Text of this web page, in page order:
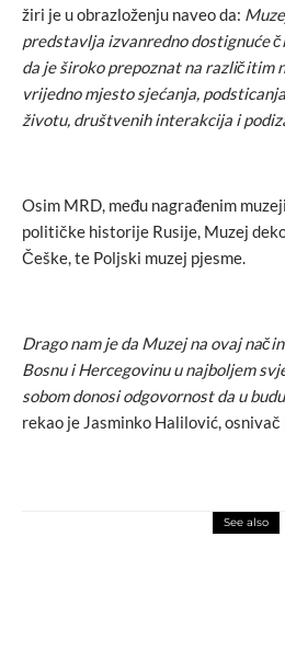
žiri je u obrazloženju naveo da:
predstavlja izvanredno dostignuće
da je široko prepoznat na različitim
vrijedno mjesto sjećanja,
životu, društvenih interakcija i
Osim MRD, među nagrađenim
političke historije Rusije, Muzej
Češke, te Poljski muzej pjesme.
Drago nam je da Muzej na ovaj
Bosnu i Hercegovinu u najboljem
sobom donosi odgovornost da u
rekao je Jasminko Halilović, osnivač
See also